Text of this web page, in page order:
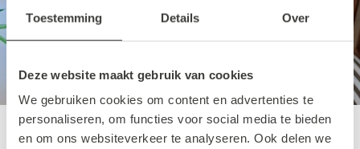
Toestemming Details Over
Deze website maakt gebruik van cookies
We gebruiken cookies om content en advertenties te
personaliseren, om functies voor social media te bieden
en om ons websiteverkeer te analyseren. Ook delen we
Gingerbread latte bij Sherlock's Place